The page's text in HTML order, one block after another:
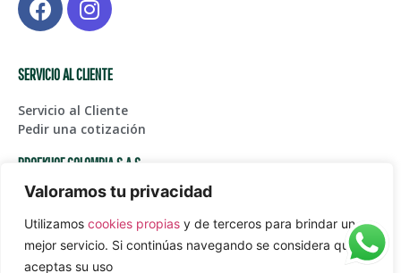
Valoramos tu privacidad
Utilizamos cookies propias y de terceros para brindar un
mejor servicio. Si continúas navegando se considera que
aceptas su uso
SERVICIO AL CLIENTE
Servicio al Cliente
Pedir una cotización
BROEKHOF COLOMBIA S.A.S
Centro de Bodegas Karga Fase I – Bodega 123, Glorieta
Aeropuerto Int. JMC
(+574) 561 45 05
Juanpablogarcia@paardekooper.com